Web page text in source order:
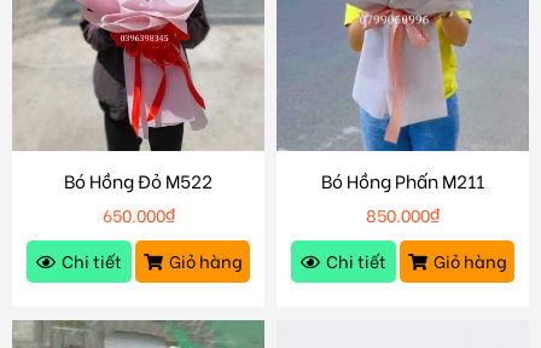
Bó Hồng Đỏ M522
650.000₫
Chi tiết
Giỏ hàng
Bó Hồng Phấn M211
850.000₫
Chi tiết
Giỏ hàng